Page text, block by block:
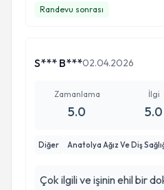
Randevu sonrası
S*** B***02.04.2026
Zamanlama
5.0
İlgi
5.0
Diğer Anatolya Ağız Ve Diş
Çok ilgili ve işinin ehil bir